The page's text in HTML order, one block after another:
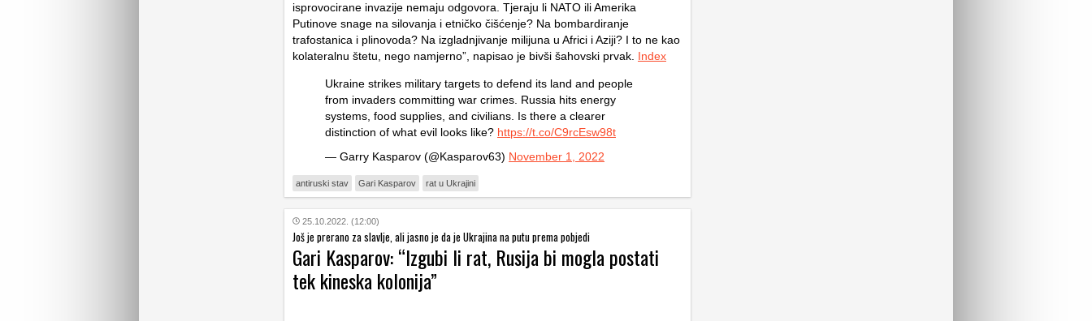
isprovocirane invazije nemaju odgovora. Tjeraju li NATO ili Amerika
Putinove snage na silovanja i etničko čišćenje? Na bombardiranje
trafostanica i plinovoda? Na izgladnjivanje milijuna u Africi i Aziji? I to ne kao
kolateralnu štetu, nego namjerno”, napisao je bivši šahovski prvak. Index
Ukraine strikes military targets to defend its land and people
from invaders committing war crimes. Russia hits energy
systems, food supplies, and civilians. Is there a clearer
distinction of what evil looks like? https://t.co/C9rcEsw98t
— Garry Kasparov (@Kasparov63) November 1, 2022
antiruski stav Gari Kasparov rat u Ukrajini
25.10.2022. (12:00)
Još je prerano za slavlje, ali jasno je da je Ukrajina na putu prema pobjedi
Gari Kasparov: “Izgubi li rat, Rusija bi mogla postati
tek kineska kolonija”